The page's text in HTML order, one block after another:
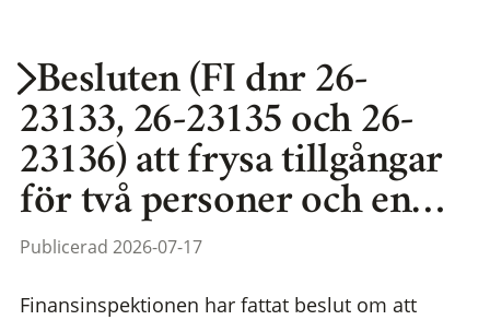
Besluten (FI dnr 26-
23133, 26-23135 och 26-
23136) att frysa tillgångar
för två personer och en…
Publicerad 2026-07-17
Finansinspektionen har fattat beslut om att